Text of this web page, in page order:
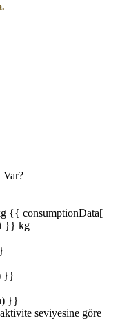
Var?
{{ consumptionData[
}} kg
}}
}}
seviyesine göre